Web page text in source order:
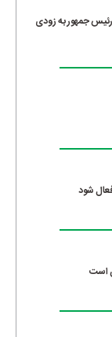
جمهور به زودی
شود
است